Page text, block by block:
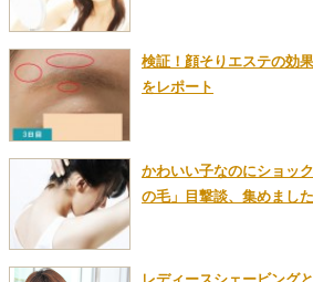
検証！顔そりエステの効
をレポート
かわいい子なのにショッ
の毛」目撃談、集めました